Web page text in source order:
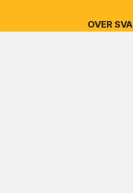
OVER SVA